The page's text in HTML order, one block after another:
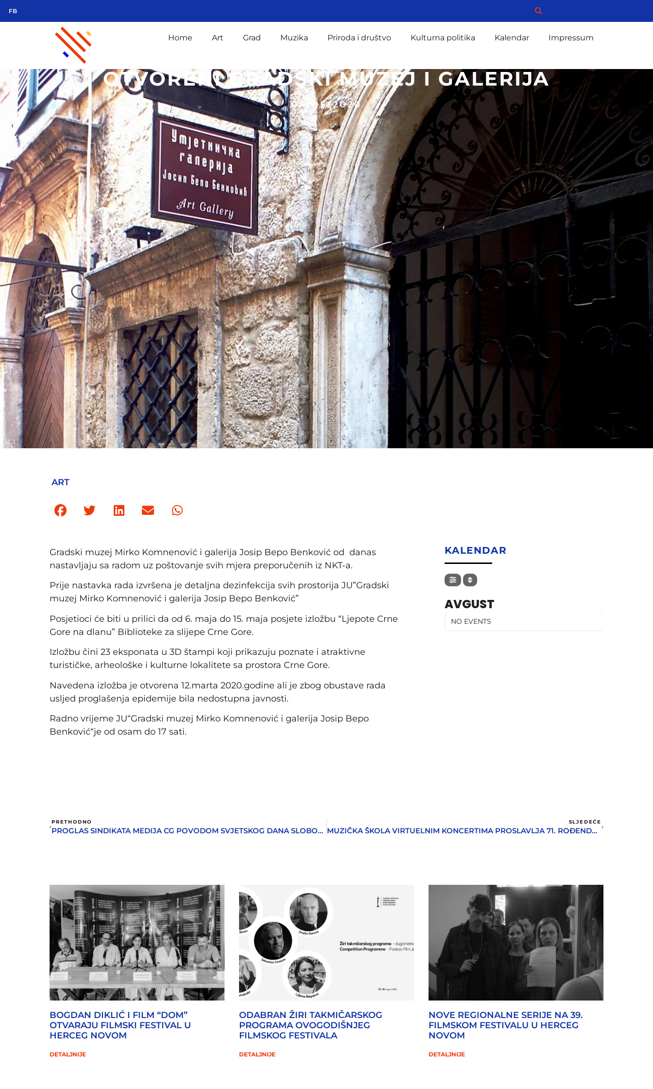
FB
Home Art Grad Muzika Priroda i društvo Kulturna politika Kalendar Impressum
OTVORENI GRADSKI MUZEJ I GALERIJA
04/05/2020
ART
Gradski muzej Mirko Komnenović i galerija Josip Bepo Benković od danas
nastavljaju sa radom uz poštovanje svih mjera preporučenih iz NKT-a.
Prije nastavka rada izvršena je detaljna dezinfekcija svih prostorija JU”Gradski
muzej Mirko Komnenović i galerija Josip Bepo Benković”
Posjetioci će biti u prilici da od 6. maja do 15. maja posjete izložbu “Ljepote Crne
Gore na dlanu” Biblioteke za slijepe Crne Gore.
Izložbu čini 23 eksponata u 3D štampi koji prikazuju poznate i atraktivne
turističke, arheološke i kulturne lokalitete sa prostora Crne Gore.
Navedena izložba je otvorena 12.marta 2020.godine ali je zbog obustave rada
usljed proglašenja epidemije bila nedostupna javnosti.
Radno vrijeme JU“Gradski muzej Mirko Komnenović i galerija Josip Bepo
Benković“je od osam do 17 sati.
KALENDAR
AVGUST
NO EVENTS
PRETHODNO
PROGLAS SINDIKATA MEDIJA CG POVODOM SVJETSKOG DANA SLOBODE MEDIJA
SLJEDEĆE
MUZIČKA ŠKOLA VIRTUELNIM KONCERTIMA PROSLAVLJA 71. ROĐENDAN
BOGDAN DIKLIĆ I FILM “DOM”
OTVARAJU FILMSKI FESTIVAL U
HERCEG NOVOM
DETALJNIJE
ODABRAN ŽIRI TAKMIČARSKOG
PROGRAMA OVOGODIŠNJEG
FILMSKOG FESTIVALA
DETALJNIJE
NOVE REGIONALNE SERIJE NA 39.
FILMSKOM FESTIVALU U HERCEG
NOVOM
DETALJNIJE